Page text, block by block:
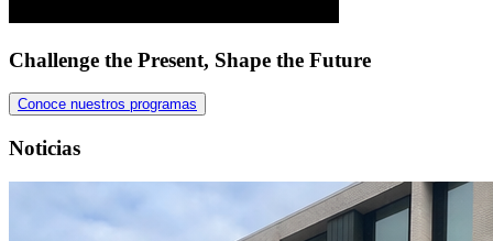
Challenge the Present, Shape the Future
Conoce nuestros programas
Noticias